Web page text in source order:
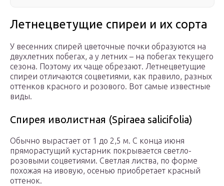
Летнецветущие спиреи и их сорта
У весенних спирей цветочные почки образуются на
двухлетних побегах, а у летних – на побегах текущего
сезона. Поэтому их чаще обрезают. Летнецветущие
спиреи отличаются соцветиями, как правило, разных
оттенков красного и розового. Вот самые известные
виды.
Спирея иволистная (Spiraea salicifolia)
Обычно вырастает от 1 до 2,5 м. С конца июня
пряморастущий кустарник покрывается светло-
розовыми соцветиями. Светлая листва, по форме
похожая на ивовую, осенью приобретает красный
оттенок.